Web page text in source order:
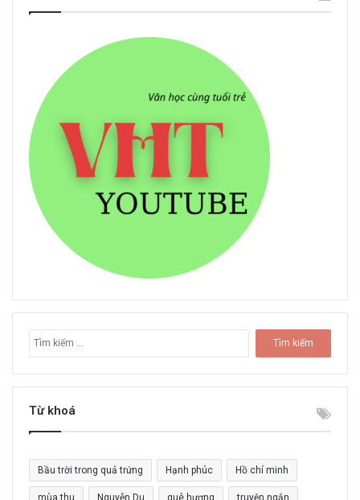
m
k
c
h
o
Từ khoá
Bầu trời trong quả trứng Hạnh phúc Hồ chí minh
mùa thu Nguyễn Du quê hương truyện ngắn